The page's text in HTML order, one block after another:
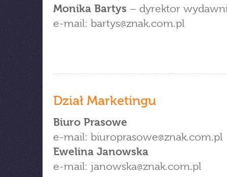
Monika Bartys – dyrektor
e-mail: bartys znak.com.pl
Dział Marketingu
Biuro Prasowe
e-mail: biuroprasowe znak.com.pl
Ewelina Janowska
e-mail: janowska znak.com.pl